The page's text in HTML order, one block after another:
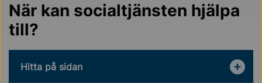
När kan socialtjänsten hjälpa
till?
Hitta på sidan